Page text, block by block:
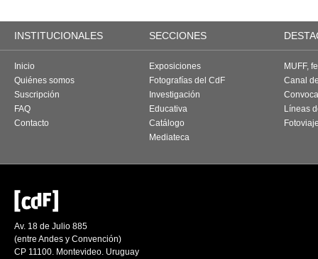
INSTITUCIONALES SECCIONES
Inicio
Quiénes somos
Suscripción
FAQ
Contacto
Exposiciones
Fotografías del CdF
Investigación
Educativa
Catálogo
Mediateca
MUFF,
Canal
Líneas
Av. 18 de Julio 885
(entre Andes y Convención)
CP 11100. Montevideo. Uruguay